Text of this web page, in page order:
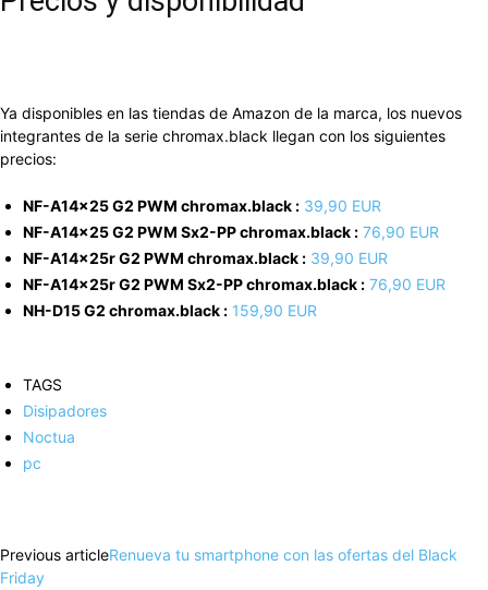
Ya disponibles en las tiendas de Amazon de la marca, los nuevos
integrantes de la serie chromax.black llegan con los siguientes
precios:
NF-A14x25 G2 PWM chromax.black : 39,90 EUR
NF-A14x25 G2 PWM Sx2-PP chromax.black : 76,90 EUR
NF-A14x25r G2 PWM chromax.black : 39,90 EUR
NF-A14x25r G2 PWM Sx2-PP chromax.black : 76,90 EUR
NH-D15 G2 chromax.black : 159,90 EUR
TAGS
Disipadores
Noctua
pc
Previous articleRenueva tu smartphone con las ofertas del Black
Friday